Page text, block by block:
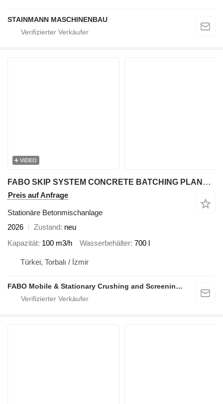
STAINMANN MASCHINENBAU
VIDEO
FABO SKIP SYSTEM CONCRETE BATCHING PLANT | 110m3/h Capacity
Preis auf Anfrage
Stationäre Betonmischanlage
2026
Zustand neu
Kapazität 100 m3/h Wasserbehälter 700 l
Türkei, Torbalı / İzmir
FABO Mobile & Stationary Crushing and Screening Plants | Concrete Batching Plants Manufacturer